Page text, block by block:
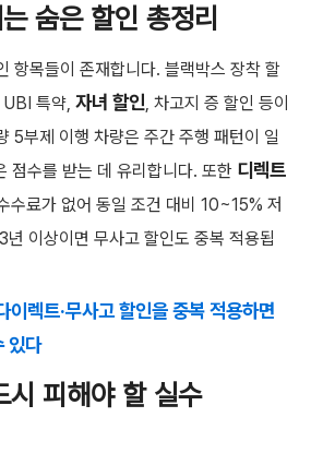
숨은 할인 총정리
항목들이 존재합니다. 블랙박스 장착 할
UBI 특약, 자녀 할인, 차고지 증 할인 등이
5부제 이행 차량은 주간 주행 패턴이 일
점수를 받는 데 유리합니다. 또한 디렉트
수료가 없어 동일 조건 대비 10~15% 저
년 이상이면 무사고 할인도 중복 적용됩
이렉트·무사고 할인을 중복 적용하면
있다
피해야 할 실수